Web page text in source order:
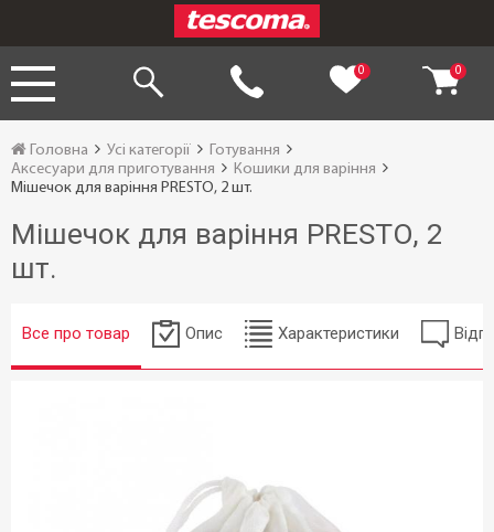
0 0
Головна Усі категорії
Готування
Аксесуари для приготування
Кошики для варіння
Мішечок для варіння PRESTO, 2 шт.
Мішечок для варіння PRESTO, 2
шт.
Все про товар Опис Характеристики